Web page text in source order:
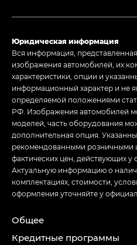
Юридическая информация
Вся информация,
изображения автомобилей, их
характеристики, опции и
информационный характер и не
определяемой положениями
РФ. Изображения автомобилей
моделей, часть оборудования
дополнительная опция.
рекомендованными розничными
фактических цен, действующих
Актуальную информацию о
комплектациях, стоимости,
оформления уточняйте у
Общее
Кредитные программы